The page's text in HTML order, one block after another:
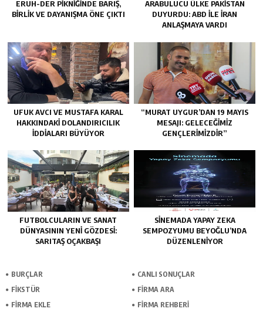
ERUH-DER PIKNIĞINDE BARIŞ,
BIRLIK VE DAYANIŞMA ÖNE ÇIKTI
ARABULUCU ÜLKE PAKISTAN
DUYURDU: ABD ILE İRAN
ANLAŞMAYA VARDI
UFUK AVCI VE MUSTAFA KARAL
HAKKINDAKI DOLANDIRICILIK
İDDIALARI BÜYÜYOR
“MURAT UYGUR’DAN 19 MAYIS
MESAJI: GELECEĞIMIZ
GENÇLERIMIZDIR”
FUTBOLCULARIN VE SANAT
DÜNYASININ YENI GÖZDESI:
SARITAŞ OÇAKBAŞI
SINEMADA YAPAY ZEKA
SEMPOZYUMU BEYOĞLU’NDA
DÜZENLENIYOR
BURÇLAR
CANLI SONUÇLAR
FİKSTÜR
FİRMA ARA
FİRMA EKLE
FİRMA REHBERİ